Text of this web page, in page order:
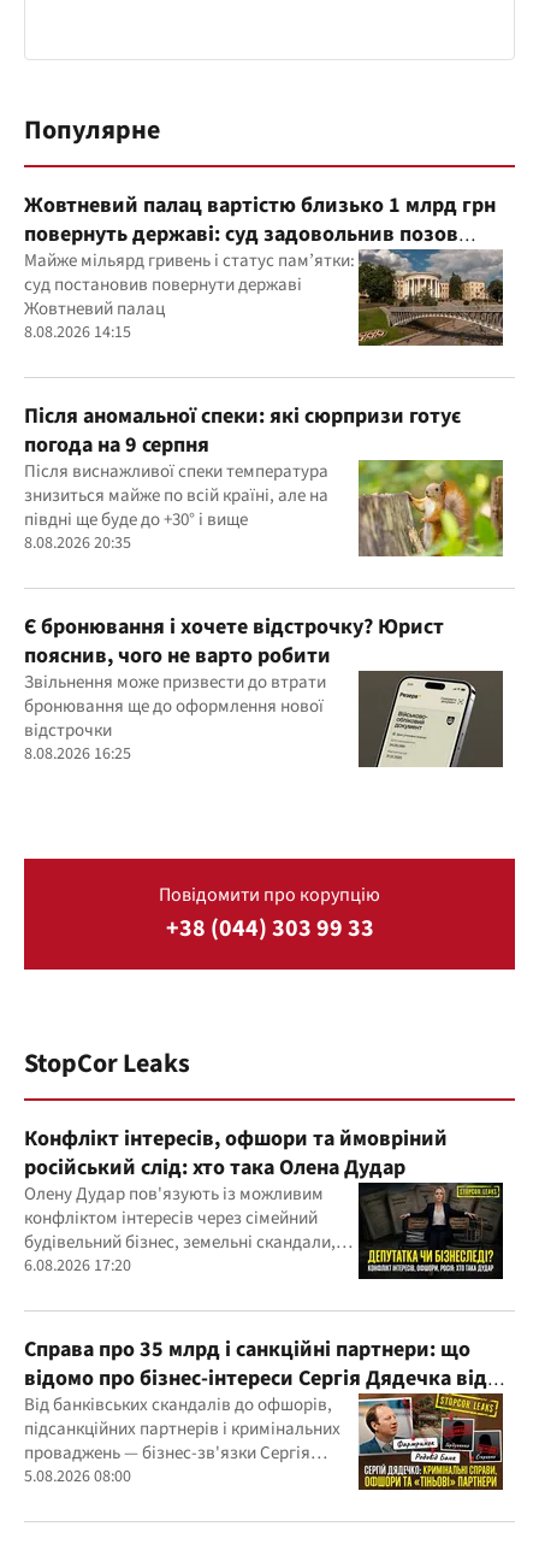
Популярне
Жовтневий палац вартістю близько 1 млрд грн
повернуть державі: суд задовольнив позов
прокуратури
Майже мільярд гривень і статус пам’ятки:
суд постановив повернути державі
Жовтневий палац
8.08.2026 14:15
Після аномальної спеки: які сюрпризи готує
погода на 9 серпня
Після виснажливої спеки температура
знизиться майже по всій країні, але на
півдні ще буде до +30° і вище
8.08.2026 20:35
Є бронювання і хочете відстрочку? Юрист
пояснив, чого не варто робити
Звільнення може призвести до втрати
бронювання ще до оформлення нової
відстрочки
8.08.2026 16:25
Повідомити про корупцію
+38 (044) 303 99 33
StopCor Leaks
Конфлікт інтересів, офшори та ймовріний
російський слід: хто така Олена Дудар
Олену Дудар пов'язують із можливим
конфліктом інтересів через сімейний
будівельний бізнес, земельні скандали,
судові справи
6.08.2026 17:20
Справа про 35 млрд і санкційні партнери: що
відомо про бізнес-інтереси Сергія Дядечка від
"Родовід Банку" до "ФАРМАСЕЛ"
Від банківських скандалів до офшорів,
підсанкційних партнерів і кримінальних
проваджень — бізнес-зв'язки Сергія
Дядечка й досі простягаються через
5.08.2026 08:00